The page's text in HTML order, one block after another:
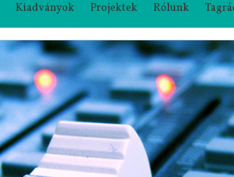
Kiadványok Projektek Rólunk